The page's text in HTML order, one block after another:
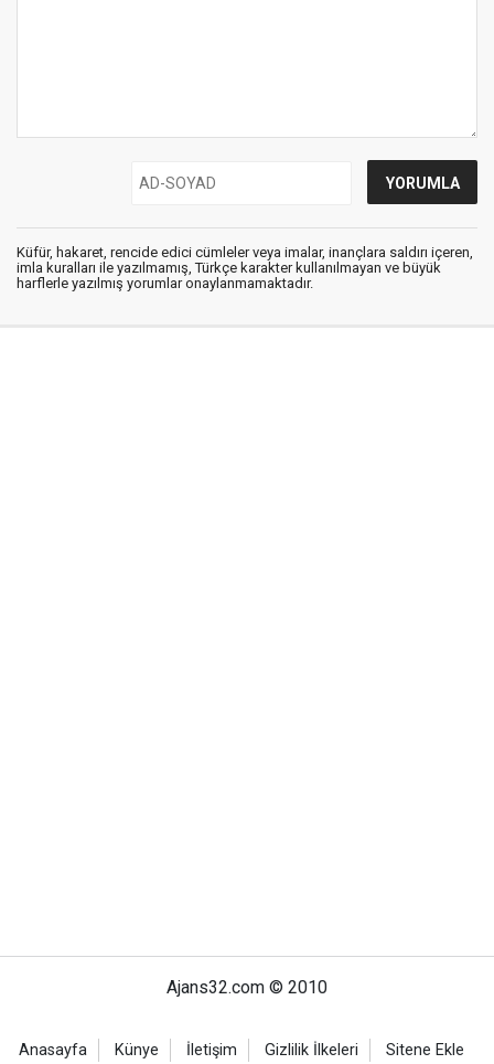
Küfür, hakaret, rencide edici cümleler veya imalar, inançlara saldırı içeren,
imla kuralları ile yazılmamış, Türkçe karakter kullanılmayan ve büyük
harflerle yazılmış yorumlar onaylanmamaktadır.
Ajans32.com © 2010
Anasayfa Künye İletişim Gizlilik İlkeleri Sitene Ekle